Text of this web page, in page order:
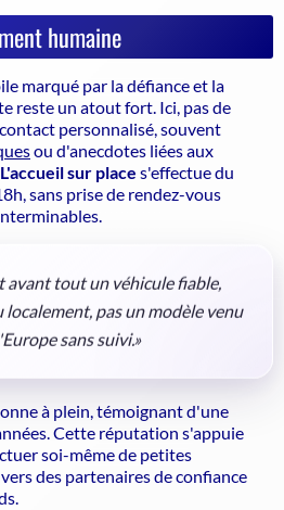
humaine
marqué par la défiance et la
reste un atout fort. Ici, pas de
personnalisé, souvent
ou d'anecdotes liées aux
L'accueil sur place s'effectue du
sans prise de rendez-vous
avant tout un véhicule fiable,
pas un modèle venu
sans suivi.»
à plein, témoignant d'une
Cette réputation s'appuie
soi-même de petites
des partenaires de confiance